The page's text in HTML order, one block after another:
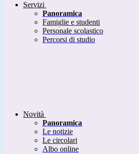
Servizi
Panoramica
Famiglie e studenti
Personale scolastico
Percorsi di studio
Novità
Panoramica
Le notizie
Le circolari
Albo online